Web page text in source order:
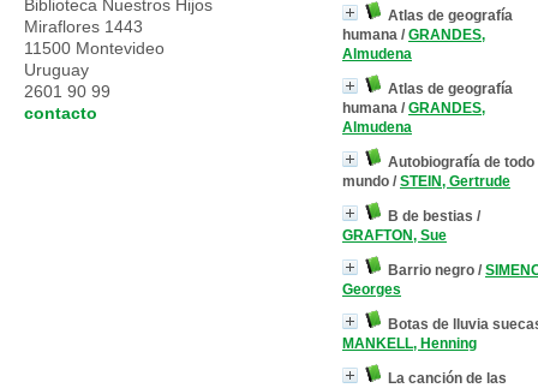
Atlas de geografía
humana / GRANDES,
Almudena
Atlas de geografía
humana / GRANDES,
Almudena
Autobiografía de todo
mundo / STEIN, Gertrude
B de bestias /
GRAFTON, Sue
Barrio negro /
Georges
Botas de lluvia
MANKELL, Henning
La canción de las
Biblioteca Nuestros Hijos
Miraflores 1443
11500 Montevideo
Uruguay
2601 90 99
contacto